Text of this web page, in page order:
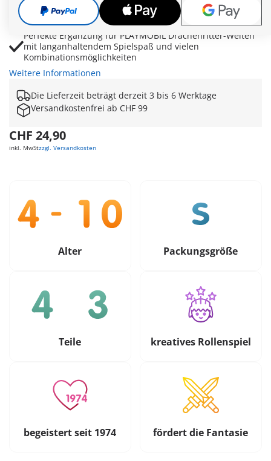
Fördert Fantasie, taktisches Denken und kreatives
Erzählen durch abwechslungsreiche Spielszenarien
Perfekte Ergänzung für PLAYMOBIL Drachenritter-Welten
mit langanhaltendem Spielspaß und vielen
Kombinationsmöglichkeiten
Weitere Informationen
Die Lieferzeit beträgt derzeit 3 bis 6 Werktage
Versandkostenfrei ab CHF 99
CHF 24,90
inkl. MwStzzgl. Versandkosten
Alter Packungsgröße
Teile kreatives Rollenspiel
begeistert seit 1974 fördert die Fantasie